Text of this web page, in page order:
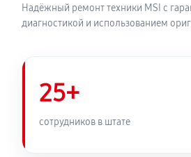
Надёжный ремонт техники MSI с
диагностикой и использованием
25+
сотрудников в штате